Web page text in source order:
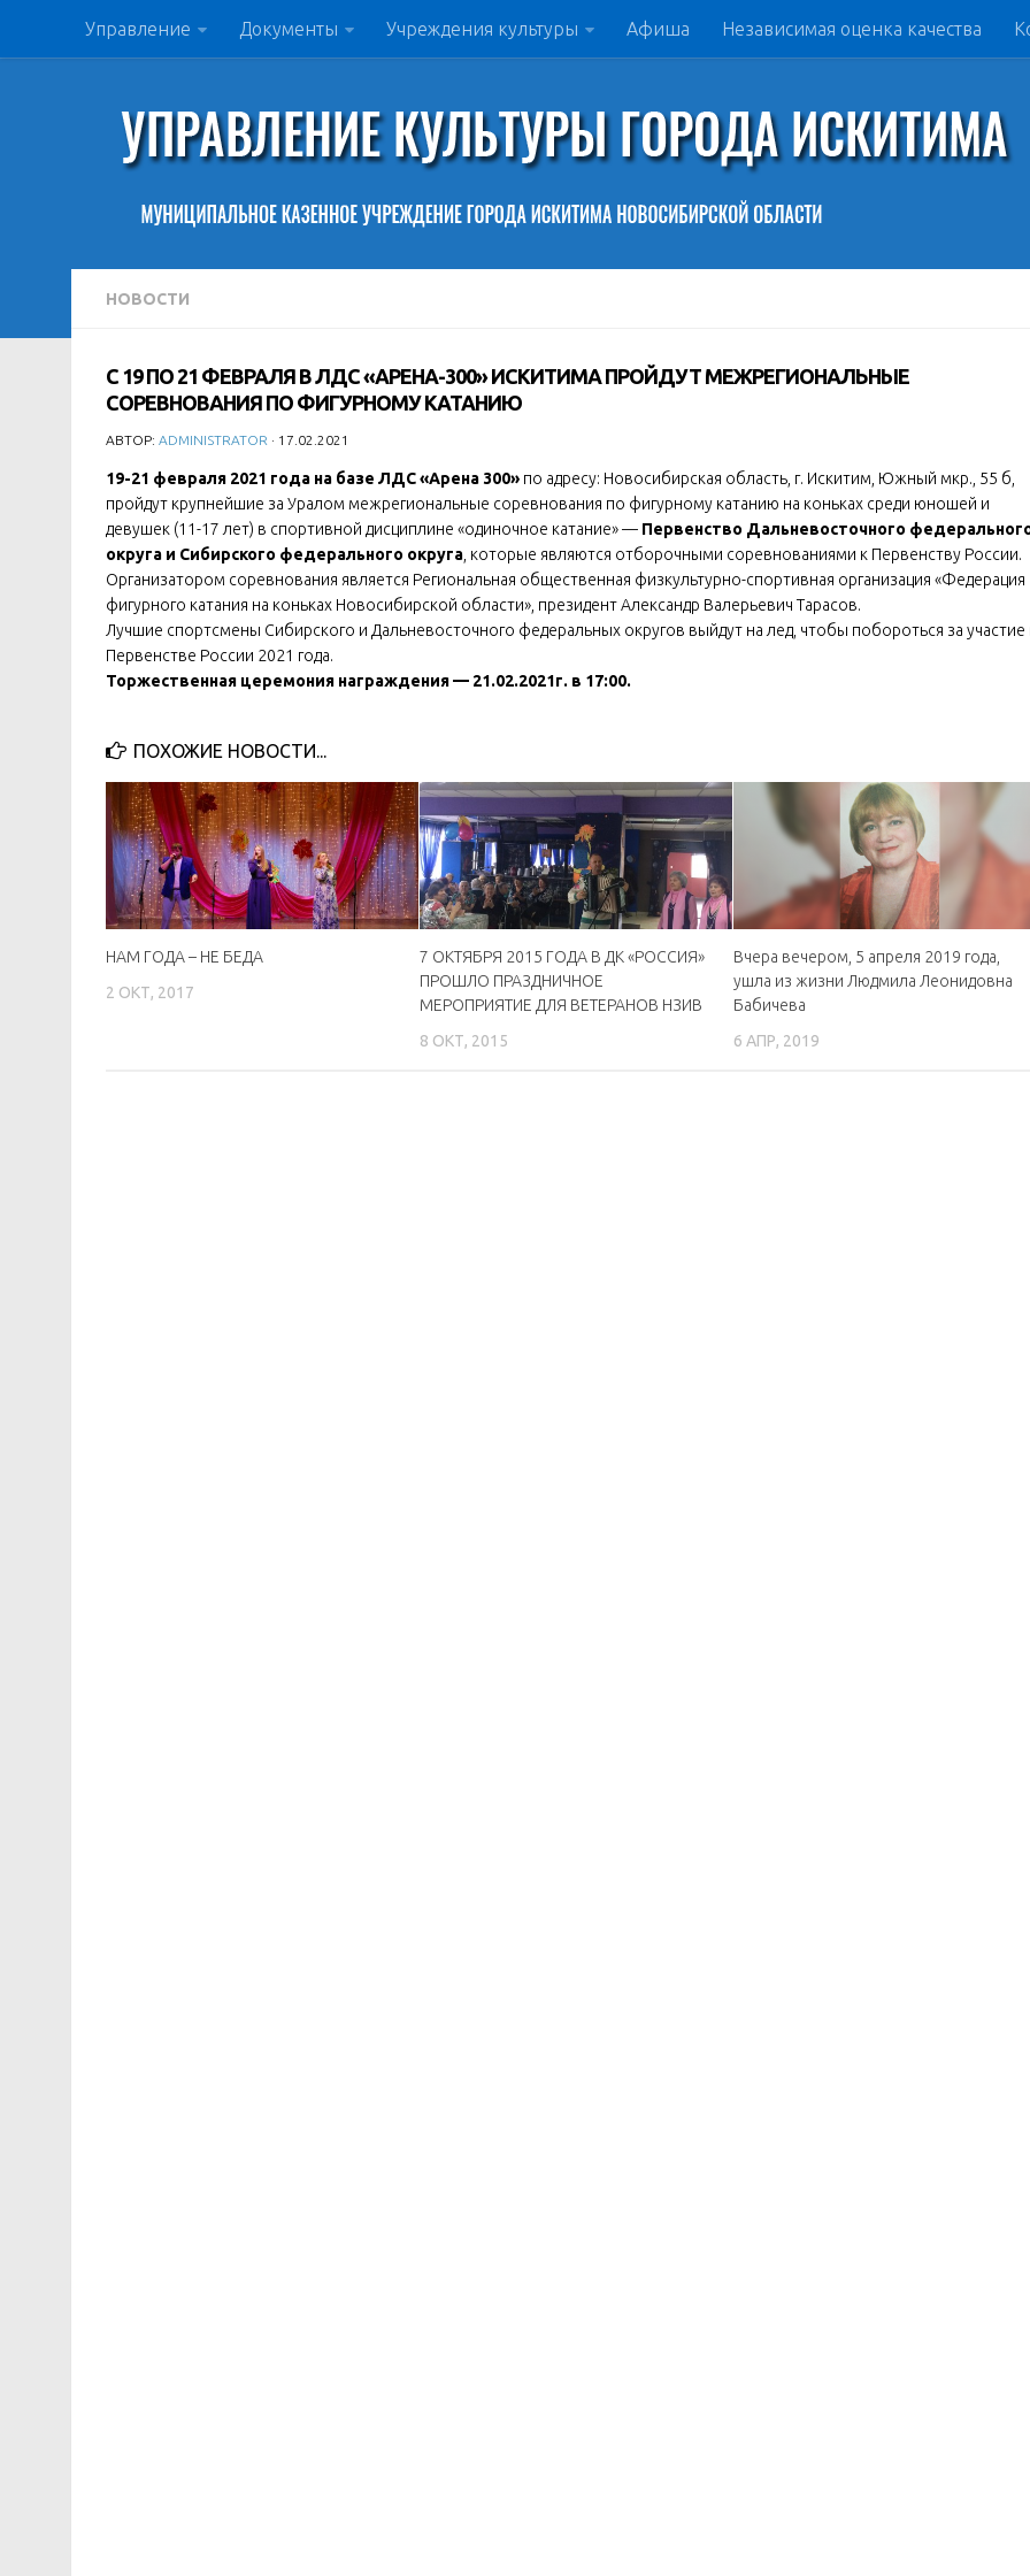
Управление Документы Учреждения культуры Афиша Независимая оценка качества
НОВОСТИ
С 19 ПО 21 ФЕВРАЛЯ В ЛДС «АРЕНА-300» ИСКИТИМА ПРОЙДУТ МЕЖРЕГИОНАЛЬНЫЕ
СОРЕВНОВАНИЯ ПО ФИГУРНОМУ КАТАНИЮ
АВТОР: ADMINISTRATOR · 17.02.2021
19-21 февраля 2021 года на базе ЛДС «Арена 300» по адресу: Новосибирская область, г. Искитим, Южный мкр., 55 б,
пройдут крупнейшие за Уралом межрегиональные соревнования по фигурному катанию на коньках среди юношей и
девушек (11-17 лет) в спортивной дисциплине «одиночное катание» — Первенство Дальневосточного
округа и Сибирского федерального округа , которые являются отборочными соревнованиями к Первенству России.
Организатором соревнования является Региональная общественная физкультурно-спортивная организация «Федерация
фигурного катания на коньках Новосибирской области», президент Александр Валерьевич Тарасов.
Лучшие спортсмены Сибирского и Дальневосточного федеральных округов выйдут на лед, чтобы побороться за участие
Первенстве России 2021 года.
Торжественная церемония награждения — 21.02.2021г. в 17:00.
ПОХОЖИЕ НОВОСТИ...
НАМ ГОДА – НЕ БЕДА
2 ОКТ, 2017
7 ОКТЯБРЯ 2015 ГОДА В ДК «РОССИЯ»
ПРОШЛО ПРАЗДНИЧНОЕ
МЕРОПРИЯТИЕ ДЛЯ ВЕТЕРАНОВ НЗИВ
8 ОКТ, 2015
Вчера вечером, 5 апреля 2019 года,
ушла из жизни Людмила Леонидовна
Бабичева
6 АПР, 2019